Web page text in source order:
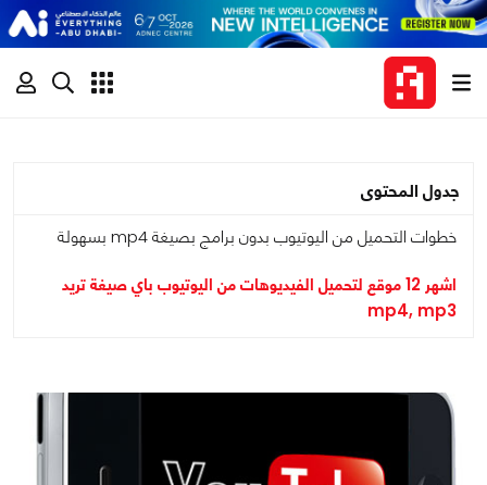
جدول المحتوى
خطوات التحميل من اليوتيوب بدون برامج بصيغة mp4 بسهولة
اشهر 12 موقع لتحميل الفيديوهات من اليوتيوب باي صيغة تريد
mp4, mp3